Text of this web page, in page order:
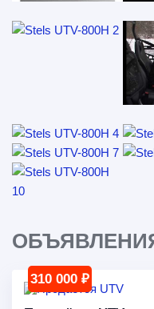
ОБЪЯВЛЕНИЯ
310 000 ₽